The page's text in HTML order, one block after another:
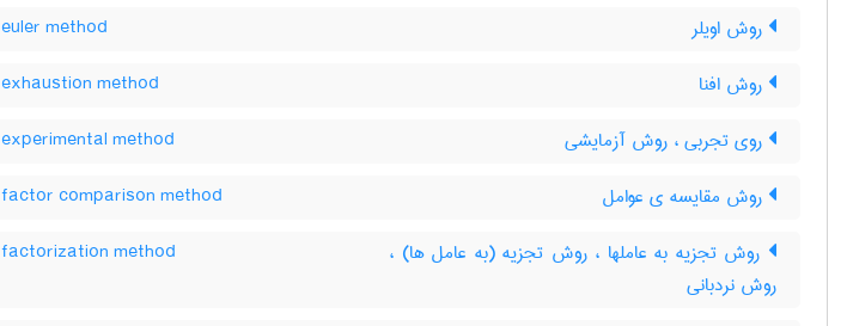
روش اویلر euler method
روش افنا exhaustion method
روی تجربی ، روش آزمایشی experimental method
روش مقایسه ی عوامل factor comparison method
روش تجزیه به عاملها ، روش تجزیه (به عامل ها) ،
روش نردبانی
factorization method